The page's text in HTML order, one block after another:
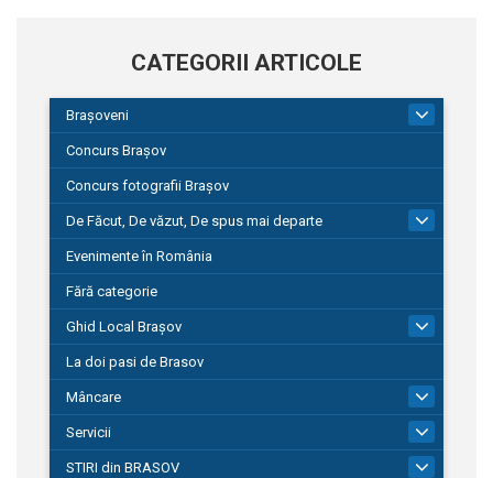
CATEGORII ARTICOLE
Brașoveni
Concurs Brașov
Concurs fotografii Brașov
De Făcut, De văzut, De spus mai departe
149
Evenimente în România
Fără categorie
Ghid Local Brașov
La doi pasi de Brasov
Mâncare
Servicii
STIRI din BRASOV